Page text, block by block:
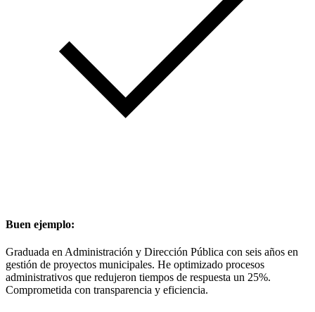
Buen ejemplo:
Graduada en Administración y Dirección Pública con seis años en
gestión de proyectos municipales. He optimizado procesos
administrativos que redujeron tiempos de respuesta un 25%.
Comprometida con transparencia y eficiencia.